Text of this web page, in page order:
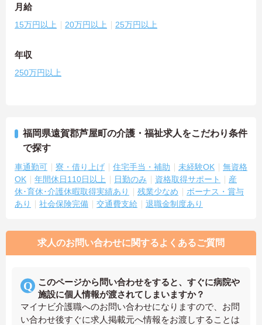
月給
15万円以上 20万円以上 25万円以上
年収
250万円以上
福岡県遠賀郡芦屋町の介護・福祉求人をこだわり条件
で探す
車通勤可 寮・借り上げ 住宅手当・補助 未経験OK
無資格
OK
年間休日110日以上 日勤のみ 資格取得サポート
産
休･育休･介護休暇取得実績あり
残業少なめ
ボーナス・賞与
あり
社会保険完備 交通費支給 退職金制度あり
求人のお問い合わせに関するよくあるご質問
このページから問い合わせをすると、すぐに病院や
施設に個人情報が渡されてしまいますか？
マイナビ介護職へのお問い合わせになりますので、お問
い合わせ後すぐに求人掲載元へ情報をお渡しすることは